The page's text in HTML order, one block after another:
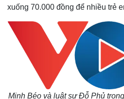
xuống 70.000 đồng để nhiều trẻ
Minh Béo và luật sư Đỗ Phủ